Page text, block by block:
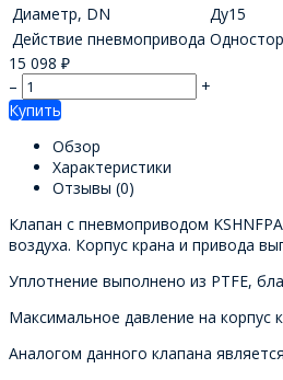
Диаметр, DN
Ду15
Действие пневмопривода
15 098 ₽
–
+
Купить
Обзор
Характеристики
Отзывы (0)
Клапан с пневмоприводом
воздуха. Корпус крана и привода
Уплотнение выполнено из PTFE,
Максимальное давление на корпус
Аналогом данного клапана